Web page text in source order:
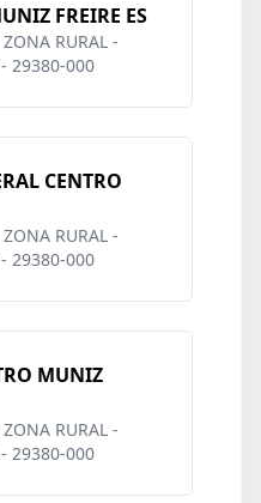
FREIRE ES
RURAL -
29380-000
CENTRO
RURAL -
29380-000
MUNIZ
RURAL -
29380-000